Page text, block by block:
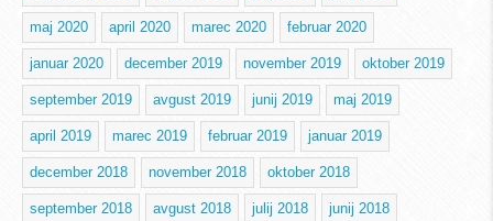
maj 2020 april 2020 marec 2020 februar 2020
januar 2020 december 2019 november 2019 oktober 2019
september 2019 avgust 2019 junij 2019 maj 2019
april 2019 marec 2019 februar 2019 januar 2019
december 2018 november 2018 oktober 2018
september 2018 avgust 2018 julij 2018 junij 2018